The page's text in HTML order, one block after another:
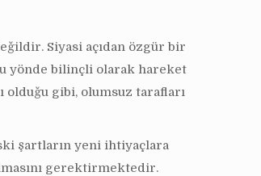
Siyasi açıdan özgür bir
yönde bilinçli olarak hareket
gibi, olumsuz tarafları
şartların yeni ihtiyaçlara
gerektirmektedir.